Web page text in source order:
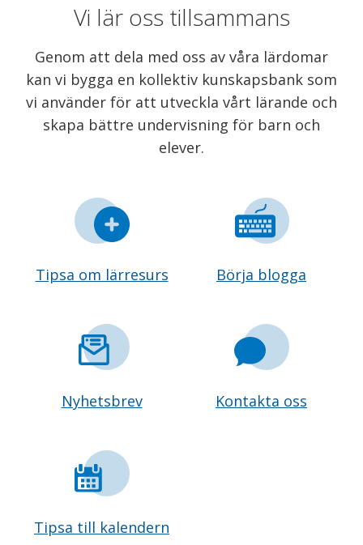
Vi lär oss tillsammans
Genom att dela med oss av våra lärdomar
kan vi bygga en kollektiv kunskapsbank som
vi använder för att utveckla vårt lärande och
skapa bättre undervisning för barn och
elever.
Tipsa om lärresurs Börja blogga
Nyhetsbrev Kontakta oss
Tipsa till kalendern